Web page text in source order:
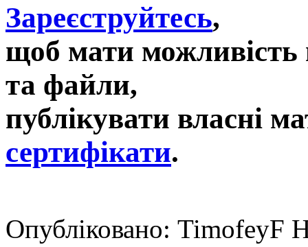
Зареєструйтесь,
щоб мати можливість
та файли,
публікувати власні
сертифікати.
Опубліковано: TimofeyF